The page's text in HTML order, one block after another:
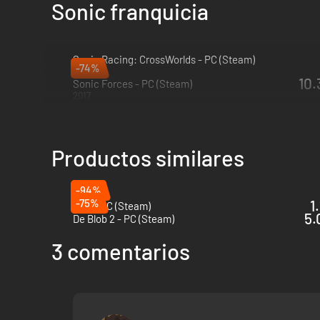
Sonic franquicia
Sonic Racing: CrossWorlds - PC (Steam)
2025
-74%
Sonic Forces - PC (Steam)
Productos similares
-94%
Hob - PC (Steam)
-75%
De Blob 2 - PC (Steam)
3 comentarios